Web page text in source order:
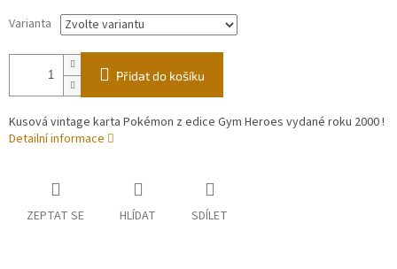
Varianta
Přidat do košíku
Kusová vintage karta Pokémon z edice Gym Heroes vydané roku 2000 !
Detailní informace
ZEPTAT SE HLÍDAT SDÍLET